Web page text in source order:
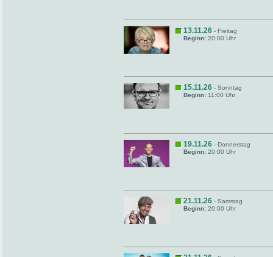
13.11.26 - Freitag
Beginn: 20:00 Uhr
15.11.26 - Sonntag
Beginn: 11:00 Uhr
19.11.26 - Donnerstag
Beginn: 20:00 Uhr
21.11.26 - Samstag
Beginn: 20:00 Uhr